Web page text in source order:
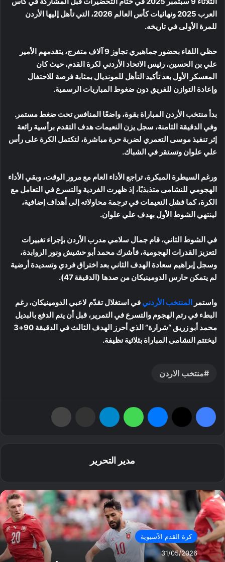
العرب 2025 ونهائيات كأس العالم 2026، التي تأهل إليها الأردن
للمرة الأولى في تاريخه.
حظي اللقاء بحضور جماهيري تجاوز 9 آلاف متفرج، يتقدمهم الأمير
علي بن الحسين، رئيس الاتحاد الأردني لكرة القدم، حيث كان
المعسكر الأول بعد تأكيد التأهل للمونديال بمثابة فرصة للاحتفال
وإعادة التوازن للفريق دون ضغوط المباريات الرسمية.
بدأ منتخب الأردن المباراة بقوة، واضعًا المنافس تحت ضغط مستمر.
وفي الدقيقة الثامنة، سجل يزن النعيمات هدف التقدم برأسية رائعة
إثر تنفيذ موسى التعمري لضربة حرة مباشرة، لتكتمل الكرة على رأس
علي علوان وتستقر في الشباك.
ورغم السيطرة المبكرة، تراجع الأداء العام مع مرور الوقت، وبقي الأداء
الهجومي للنشامى متذبذبًا، إذ ظهرت الفردية والتسرع في التعامل مع
الكرة، كما فشل النعيمات في ترجمة محاولاته إلى أهداف إضافية،
لينتهي الشوط الأول بهدف علي علوان.
في الشوط الثاني، قام جمال سلامي مدرب الأردن بإجراء تغييرات
لتعزيز القدرات الهجومية، فأشرك محمد أبو حشيش ونور الروابدة،
وسجل إبراهيم سعادة الهدف الثاني بعد اختراق فردي وتسديدة أرضية
لم يتمكن حارس الدومينيكان من صدها (الدقيقة 47).
واستمر المنتخب الأردني في استغلال تقدّم لاعبي الدومينيكان، رغم
البطء في رتم الهجوم والتسرع في التمرير، قبل أن يتم الدفع بالبديل
محمد أبو زريق “شرارة” الذي أحرز الهدف الثالث في الدقيقة 90+3
ليختتم النشامى المباراة بثلاثية نظيفة.
منتخب الاردن
مدير التحرير
كرة القدم الآسيوية
31/05/2026